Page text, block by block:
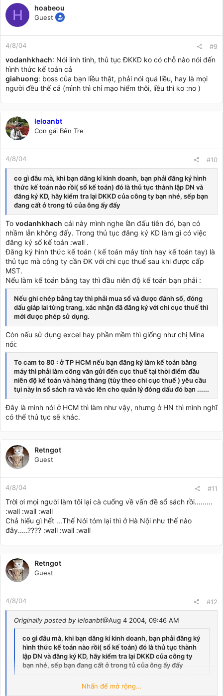
H hoabeou
Guest
4/8/04 #9
vodanhkhach: Nói linh tinh, thủ tục ĐKKD ko có chỗ nào nói đến
hình thức kế toán cả
giahuong: boss của bạn liều thật, phải nói quá liều, hay là mọi
người đều thế cả (mình thì chỉ mạo hiểm thôi, liều thì ko :no )
leloanbt
Con gái Bến Tre
4/8/04 #10
co gì đâu mà, khi bạn dăng kí kinh doanh, bạn phải đăng ký hình
thức kế toán nào rồi( sổ kế toán) đó là thủ tục thành lập DN và
đăng ký KD, hãy kiểm tra lại DKKD của công ty bạn nhé, sếp bạn
đang cất ở trong tủ của ông ấy đấy
To vodanhkhach cái này mình nghe lần đấu tiên đó, bạn có
nhầm lẫn không đấy. Trong thủ tục đăng ký KD làm gì có việc
đăng ký sổ kế toán :wall .
Đăng ký hình thức kế toán ( kế toán máy tính hay kế toán tay) là
thủ tục mà công ty cần ĐK với chi cục thuế sau khi được cấp
MST.
Nếu làm kế toán bằng tay thì đầu niên độ kế toán bạn phải :
Nếu ghi chép bằng tay thì phải mua sổ và được đánh số, đóng
dấu giáp lai từng trang, xác nhận đã đăng ký với chi cục thuế thì
mới được phép sử dụng.
Còn nếu sử dụng excel hay phần mềm thì giống như chị Mina
nói:
To cam to 80 : ở TP HCM nếu bạn đăng ký làm kế toán bằng
máy thì phải làm công văn gửi đến cục thuế tại thời điểm đầu
niên độ kế toán và hàng tháng (tùy theo chi cục thuế ) yêu cầu
tụi này in sổ sách ra và vác lên cho quản lý đóng dấu đó bạn ......
Đây là mình nói ở HCM thì làm như vậy, nhưng ở HN thì mình nghĩ
có thể thủ tục sẽ khác.
Retngot
Guest
4/8/04 #11
Trời ơi mọi người làm tôi lại cà cuống về vấn đề sổ sách rồi.........
:wall :wall :wall
Chả hiểu gì hết ...Thế Nói tóm lại thì ở Hà Nội như thế nào
đây.....???? :wall :wall :wall
Retngot
Guest
4/8/04 #12
Originally posted by leloanbt@Aug 4 2004, 09:46 AM
co gì đâu mà, khi bạn dăng kí kinh doanh, bạn phải đăng ký
hình thức kế toán nào rồi( sổ kế toán) đó là thủ tục thành
lập DN và đăng ký KD, hãy kiểm tra lại DKKD của công ty
bạn nhé, sếp bạn đang cất ở trong tủ của ông ấy đấy
cái này mình nghe lần đấu tiên đó, bạn có
nhầm lẫn không đấy. Trong thủ tục đăng ký KD làm gì có việc
Nhấn để mở rộng...